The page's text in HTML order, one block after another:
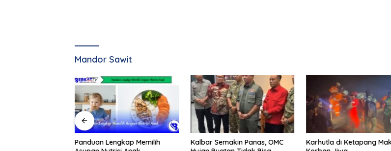
Mandor Sawit
Panduan Lengkap Memilih
Kalbar Semakin Panas, OMC
Karhutla di Ketapang